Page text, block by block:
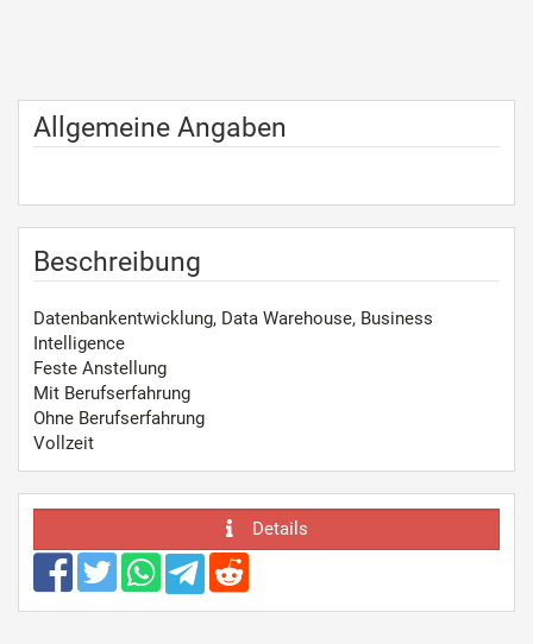
Allgemeine Angaben
Beschreibung
Datenbankentwicklung, Data Warehouse, Business
Intelligence
Feste Anstellung
Mit Berufserfahrung
Ohne Berufserfahrung
Vollzeit
Details